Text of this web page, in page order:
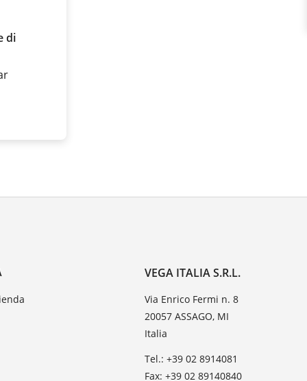
di
VEGA ITALIA S.R.L.
Via Enrico Fermi n. 8
20057 ASSAGO, MI
Italia
Tel.: +39 02 8914081
Fax: +39 02 89140840